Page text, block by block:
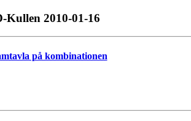
Kullen 2010-01-16
på kombinationen